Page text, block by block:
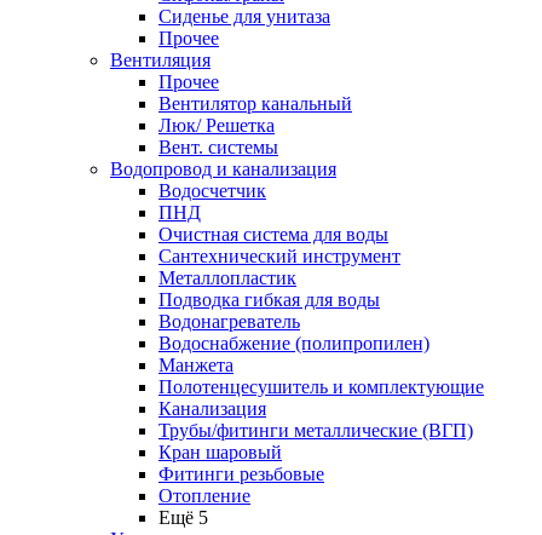
Сиденье для унитаза
Прочее
Вентиляция
Прочее
Вентилятор канальный
Люк/ Решетка
Вент. системы
Водопровод и канализация
Водосчетчик
ПНД
Очистная система для воды
Сантехнический инструмент
Металлопластик
Подводка гибкая для воды
Водонагреватель
Водоснабжение (полипропилен)
Манжета
Полотенцесушитель и комплектующие
Канализация
Трубы/фитинги металлические (ВГП)
Кран шаровый
Фитинги резьбовые
Отопление
Ещё 5